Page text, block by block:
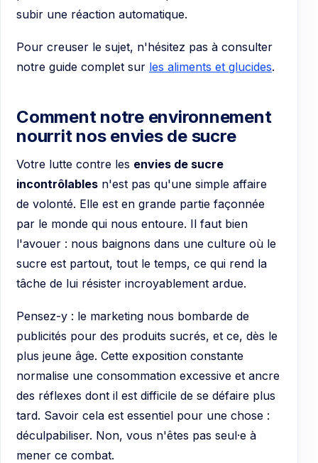
subir une réaction automatique.
Pour creuser le sujet, n'hésitez pas à consulter
notre guide complet sur les aliments et glucides.
Comment notre environnement
nourrit nos envies de sucre
Votre lutte contre les envies de sucre
incontrôlables n'est pas qu'une simple affaire
de volonté. Elle est en grande partie façonnée
par le monde qui nous entoure. Il faut bien
l'avouer : nous baignons dans une culture où le
sucre est partout, tout le temps, ce qui rend la
tâche de lui résister incroyablement ardue.
Pensez-y : le marketing nous bombarde de
publicités pour des produits sucrés, et ce, dès le
plus jeune âge. Cette exposition constante
normalise une consommation excessive et ancre
des réflexes dont il est difficile de se défaire plus
tard. Savoir cela est essentiel pour une chose :
déculpabiliser. Non, vous n'êtes pas seul·e à
mener ce combat.